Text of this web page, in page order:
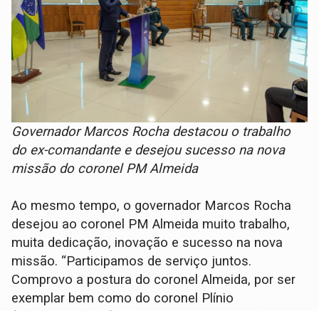
Governador Marcos Rocha destacou o trabalho
do ex-comandante e desejou sucesso na nova
missão do coronel PM Almeida
Ao mesmo tempo, o governador Marcos Rocha
desejou ao coronel PM Almeida muito trabalho,
muita dedicação, inovação e sucesso na nova
missão. “Participamos de serviço juntos.
Comprovo a postura do coronel Almeida, por ser
exemplar bem como do coronel Plínio